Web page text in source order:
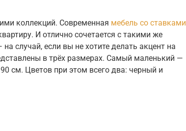
коллекций. Современная мебель со ставками
И отлично сочетается с такими же
случай, если вы не хотите делать акцент на
в трёх размерах. Самый маленький —
см. Цветов при этом всего два: черный и